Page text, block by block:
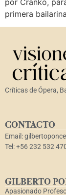
primera
Críticas de Ópera,
CONTACTO
Email:
Tel: +56 232 532
GILBERTO
Apasionado